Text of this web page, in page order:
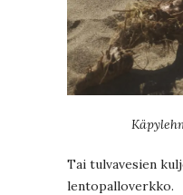
Tai tulvavesien
lentopalloverkko.